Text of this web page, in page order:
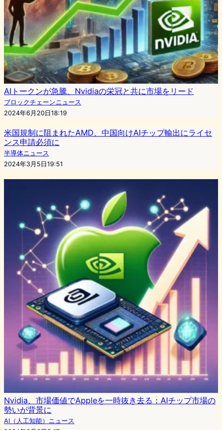
AIトークンが急騰、Nvidiaの栄冠と共に市場をリード
ブロックチェーンニュース
2024年6月20日18:19
米国規制に阻まれたAMD、中国向けAIチップ輸出にライセ
ンス申請必須に
半導体ニュース
2024年3月5日19:51
Nvidia、市場価値でAppleを一時抜き去る：AIチップ市場の
勢いが背景に
AI（人工知能）ニュース